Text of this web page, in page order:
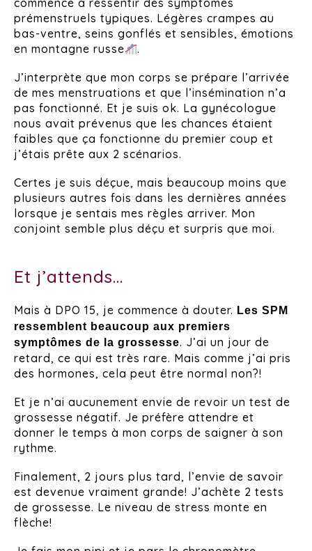
prémenstruels typiques. Légères crampes au
bas-ventre, seins gonflés et sensibles, émotions
en montagne russe
.
J’interprète que mon corps se prépare l’arrivée
de mes menstruations et que l’insémination n’a
pas fonctionné. Et je suis ok. La gynécologue
nous avait prévenus que les chances étaient
faibles que ça fonctionne du premier coup et
j’étais prête aux 2 scénarios.
Certes je suis déçue, mais beaucoup moins que
plusieurs autres fois dans les dernières années
lorsque je sentais mes règles arriver. Mon
conjoint semble plus déçu et surpris que moi.
Et j’attends…
Mais à DPO 15, je commence à douter. Les SPM
ressemblent beaucoup aux premiers
symptômes de la grossesse. J’ai un jour de
retard, ce qui est très rare. Mais comme j’ai pris
des hormones, cela peut être normal non?!
Et je n’ai aucunement envie de revoir un test de
grossesse négatif. Je préfère attendre et
donner le temps à mon corps de saigner à son
rythme.
Finalement, 2 jours plus tard, l’envie de savoir
est devenue vraiment grande! J’achète 2 tests
de grossesse. Le niveau de stress monte en
flèche!